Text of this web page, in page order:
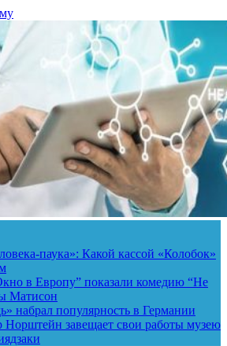
паука»: Какой кассой «Колобок»
в Европу” показали комедию “Не
Матисон
набрал популярность в Германии
Норштейн завещает свои работы музею